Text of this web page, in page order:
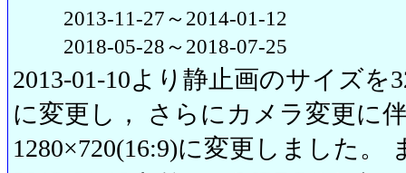
2013-11-27～2014-01-12
2018-05-28～2018-07-25
2013-01-10より静止画のサイズを
に変更し， さらにカメラ変更に
1280×720(16:9)に変更しました。